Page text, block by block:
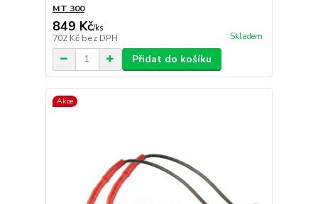
MT 300
849 Kč/ks
702 Kč bez DPH Skladem
Přidat do košíku
Akce